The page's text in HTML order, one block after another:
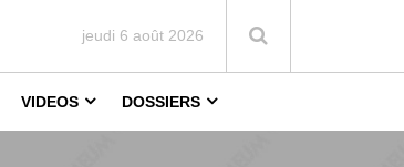
jeudi 6 août 2026
VIDEOS DOSSIERS